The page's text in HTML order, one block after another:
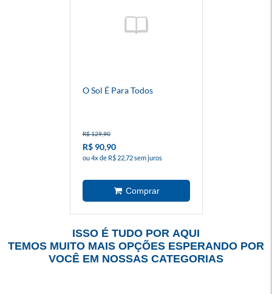
O Sol É Para Todos
R$ 129,90
R$ 90,90
ou 4x de R$ 22,72 sem juros
ISSO É TUDO POR AQUI
TEMOS MUITO MAIS OPÇÕES ESPERANDO POR
VOCÊ EM NOSSAS CATEGORIAS